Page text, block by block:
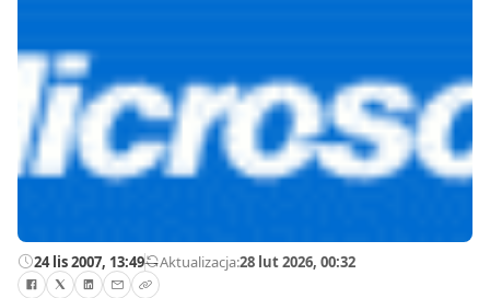
24 lis 2007, 13:49—Aktualizacja:28 lut 2026, 00:32